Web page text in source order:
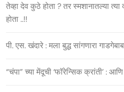
तेव्हा देव कुठे होता ? तर स्मशानातल्या
होता ..!!
पी. एस. खंदारे : मला बुद्ध सांगणारा
“चंपा” च्या मेंदूची ‘फॉरेन्सिक क्रांती’ :